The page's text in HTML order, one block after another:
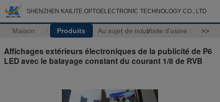
SHENZHEN KAILITE OPTOELECTRONIC TECHNOLOGY CO., LTD
Maison Produits Au sujet de nousVisite d'usine >>
Affichages extérieurs électroniques de la publicité de P6
LED avec le balayage constant du courant 1/8 de RVB